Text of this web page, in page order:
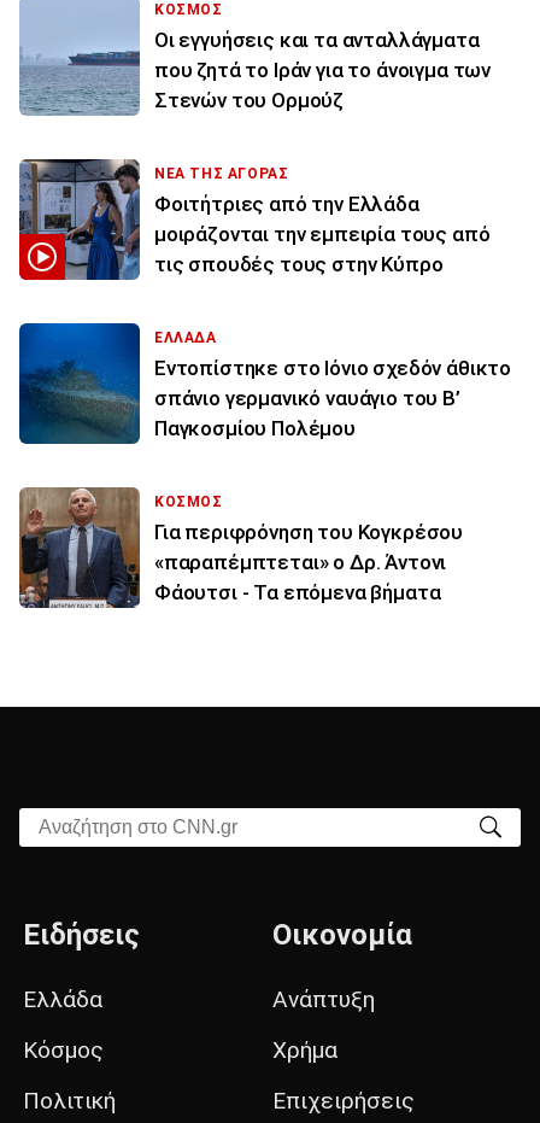
ΚΟΣΜΟΣ
Οι εγγυήσεις και τα ανταλλάγματα
που ζητά το Ιράν για το άνοιγμα των
Στενών του Ορμούζ
ΝΕΑ ΤΗΣ ΑΓΟΡΑΣ
Φοιτήτριες από την Ελλάδα
μοιράζονται την εμπειρία τους από
τις σπουδές τους στην Κύπρο
ΕΛΛΑΔΑ
Εντοπίστηκε στο Ιόνιο σχεδόν άθικτο
σπάνιο γερμανικό ναυάγιο του Β’
Παγκοσμίου Πολέμου
ΚΟΣΜΟΣ
Για περιφρόνηση του Κογκρέσου
«παραπέμπτεται» ο Δρ. Άντονι
Φάουτσι - Τα επόμενα βήματα
Αναζήτηση στο CNN.gr
Ειδήσεις
Ελλάδα
Κόσμος
Πολιτική
Οικονομία
Ανάπτυξη
Χρήμα
Επιχειρήσεις